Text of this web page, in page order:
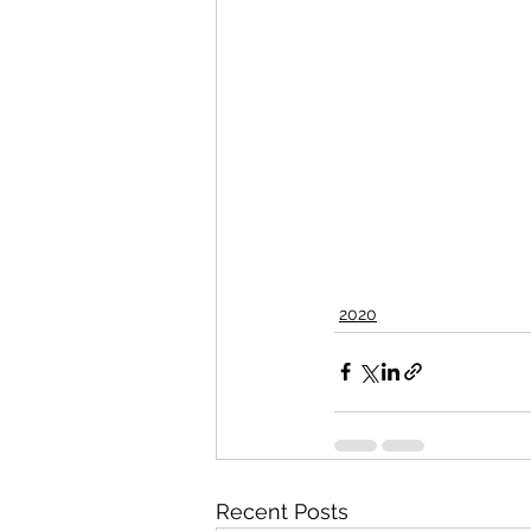
2020
Recent Posts